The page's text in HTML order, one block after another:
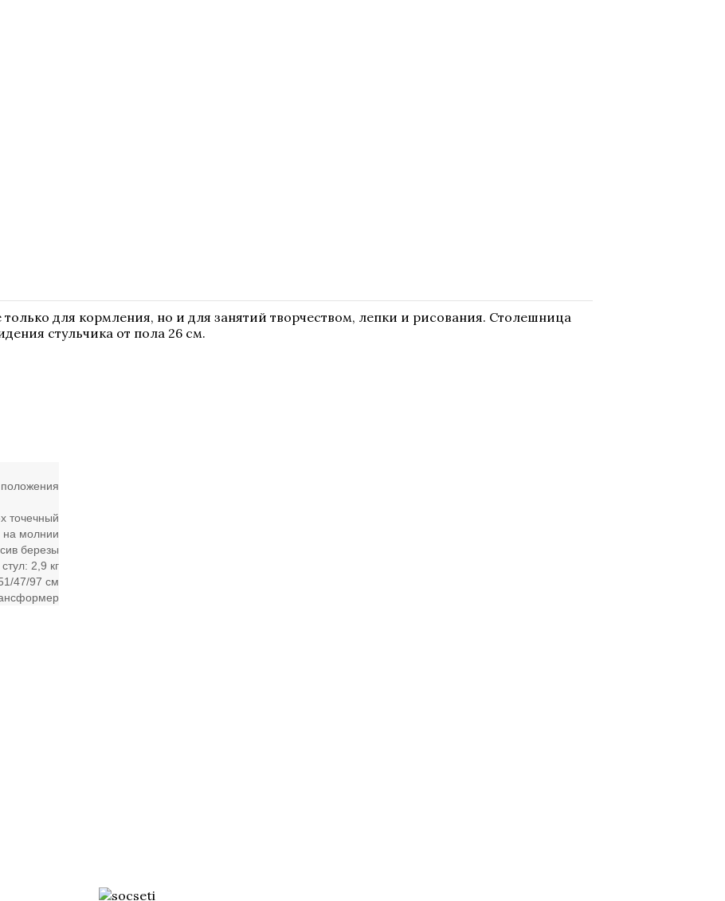
для кормления, но и для занятий творчеством, лепки и рисования. Столешница
стульчика от пола 26 см.
точечный
молнии
березы
2,9 кг
47/97 см